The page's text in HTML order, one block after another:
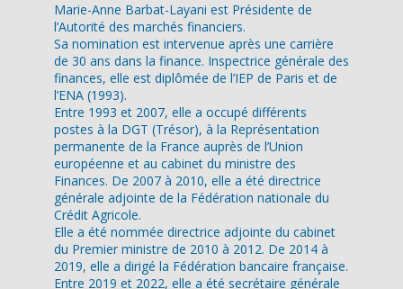
Marie-Anne Barbat-Layani est Présidente de
l’Autorité des marchés financiers.
Sa nomination est intervenue après une carrière
de 30 ans dans la finance. Inspectrice générale des
finances, elle est diplômée de l’IEP de Paris et de
l’ENA (1993).
Entre 1993 et 2007, elle a occupé différents
postes à la DGT (Trésor), à la Représentation
permanente de la France auprès de l’Union
européenne et au cabinet du ministre des
Finances. De 2007 à 2010, elle a été directrice
générale adjointe de la Fédération nationale du
Crédit Agricole.
Elle a été nommée directrice adjointe du cabinet
du Premier ministre de 2010 à 2012. De 2014 à
2019, elle a dirigé la Fédération bancaire française.
Entre 2019 et 2022, elle a été secrétaire générale